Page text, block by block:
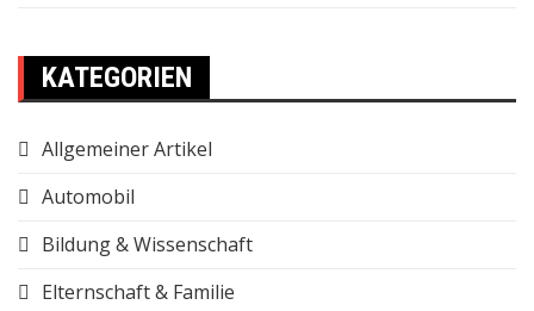
KATEGORIEN
Allgemeiner Artikel
Automobil
Bildung & Wissenschaft
Elternschaft & Familie